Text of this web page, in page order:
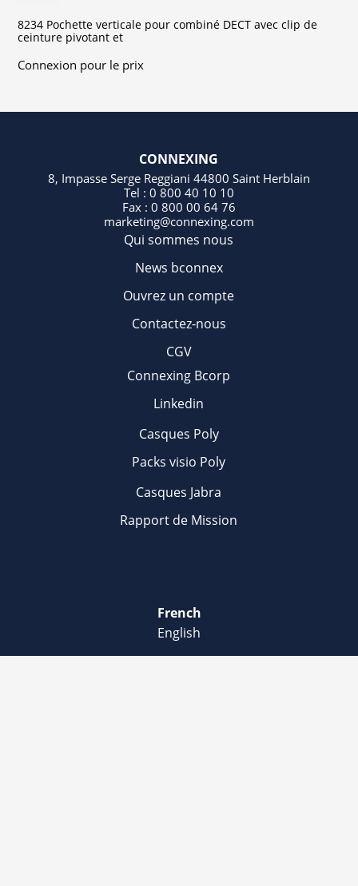
8234 Pochette verticale pour combiné DECT avec clip de
ceinture pivotant et
Connexion pour le prix
CONNEXING
8, Impasse Serge Reggiani 44800 Saint Herblain
Tel : 0 800 40 10 10
Fax : 0 800 00 64 76
marketing@connexing.com
Qui sommes nous
News bconnex
Ouvrez un compte
Contactez-nous
CGV
Connexing Bcorp
Linkedin
Casques Poly
Packs visio Poly
Casques Jabra
Rapport de Mission
French
English